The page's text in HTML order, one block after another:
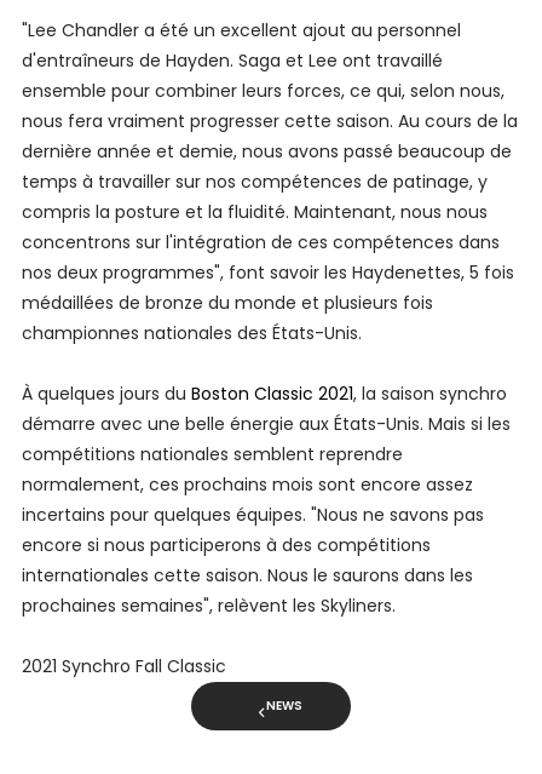
"Lee Chandler a été un excellent ajout au personnel
d'entraîneurs de Hayden. Saga et Lee ont travaillé
ensemble pour combiner leurs forces, ce qui, selon nous,
nous fera vraiment progresser cette saison. Au cours de la
dernière année et demie, nous avons passé beaucoup de
temps à travailler sur nos compétences de patinage, y
compris la posture et la fluidité. Maintenant, nous nous
concentrons sur l'intégration de ces compétences dans
nos deux programmes", font savoir les Haydenettes, 5 fois
médaillées de bronze du monde et plusieurs fois
championnes nationales des États-Unis.
À quelques jours du Boston Classic 2021, la saison synchro
démarre avec une belle énergie aux États-Unis. Mais si les
compétitions nationales semblent reprendre
normalement, ces prochains mois sont encore assez
incertains pour quelques équipes. "Nous ne savons pas
encore si nous participerons à des compétitions
internationales cette saison. Nous le saurons dans les
prochaines semaines", relèvent les Skyliners.
2021 Synchro Fall Classic
NEWS